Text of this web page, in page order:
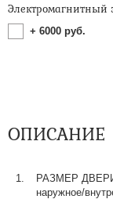
Электромагнитный
+ 6000 руб.
ОПИСАНИЕ
РАЗМЕР
наружное/